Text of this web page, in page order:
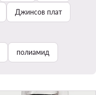
Джинсов плат
полиамид